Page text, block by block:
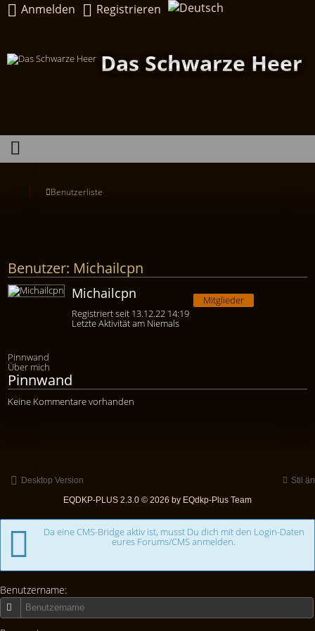
Anmelden Registrieren
Das Schwarze Heer
Benutzerliste
Benutzer: Michailcpn
Michailcpn
Mitglieder
Registriert seit 13.12.22 14:19
Letzte Aktivität am Niemals
Pinnwand
Über mich
Pinnwand
Keine Kommentare vorhanden
Desktop Version
Stil
EQDKP-PLUS 2.3.0 © 2026 by EQdkp-Plus Team
Da eine CMS-Bridge aktiv ist, musst Du dich mit den Login-Daten
eures Forums/CMS anmelden.
Benutzername: